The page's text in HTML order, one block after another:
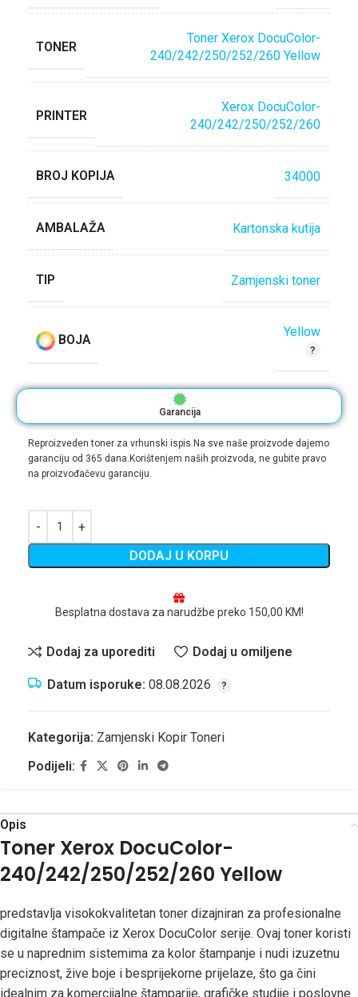
TONER
Toner Xerox DocuColor-
240/242/250/252/260 Yellow
PRINTER
Xerox DocuColor-
240/242/250/252/260
BROJ KOPIJA 34000
AMBALAŽA Kartonska kutija
TIP Zamjenski toner
BOJA
Yellow
Garancija
Reproizveden toner za vrhunski ispis.Na sve naše proizvode dajemo
garanciju od 365 dana.Korištenjem naših proizvoda, ne gubite pravo
na proizvođačevu garanciju.
DODAJ U KORPU
Besplatna dostava za narudžbe preko 150,00 KM!
Dodaj za uporediti Dodaj u omiljene
Datum isporuke: 08.08.2026
Kategorija: Zamjenski Kopir Toneri
Podijeli:
Opis
Toner Xerox DocuColor-
240/242/250/252/260 Yellow
predstavlja visokokvalitetan toner dizajniran za profesionalne
digitalne štampače iz Xerox DocuColor serije. Ovaj toner koristi
se u naprednim sistemima za kolor štampanje i nudi izuzetnu
preciznost, žive boje i besprijekorne prijelaze, što ga čini
idealnim za komercijalne štamparije, grafičke studije i poslovne